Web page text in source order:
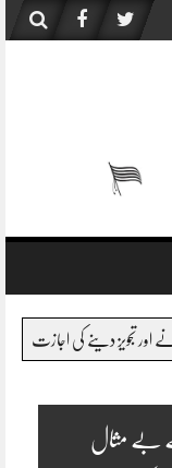
اضلاع اور
بے مثال